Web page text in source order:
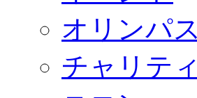
オリンパス
チャリティ